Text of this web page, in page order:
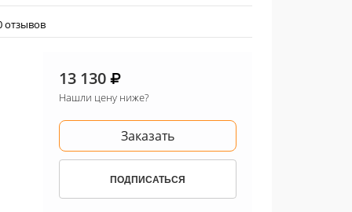
отзывов
13 130
Нашли цену ниже?
Заказать
ПОДПИСАТЬСЯ